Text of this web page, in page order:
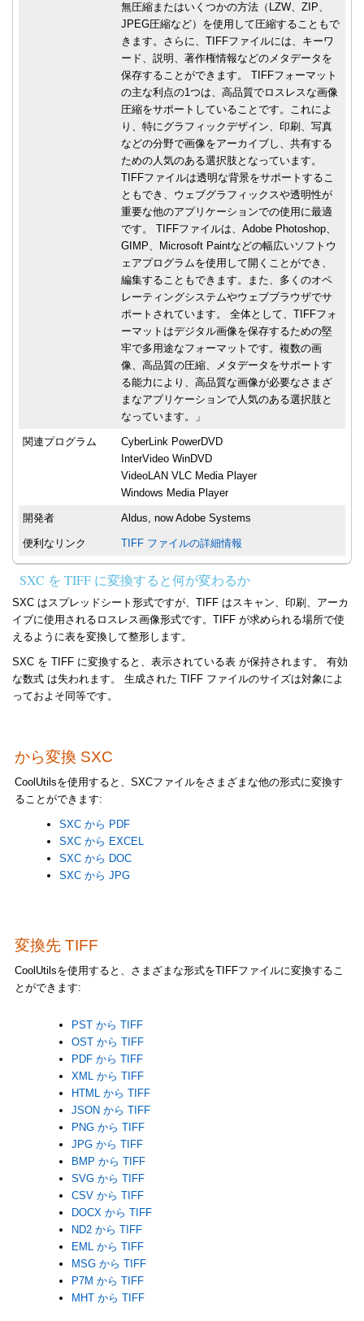
無圧縮またはいくつかの方法（LZW、ZIP、
JPEG圧縮など）を使用して圧縮することもで
きます。さらに、TIFFファイルには、キーワ
ード、説明、著作権情報などのメタデータを
保存することができます。 TIFFフォーマット
の主な利点の1つは、高品質でロスレスな画像
圧縮をサポートしていることです。これによ
り、特にグラフィックデザイン、印刷、写真
などの分野で画像をアーカイブし、共有する
ための人気のある選択肢となっています。
TIFFファイルは透明な背景をサポートするこ
ともでき、ウェブグラフィックスや透明性が
重要な他のアプリケーションでの使用に最適
です。 TIFFファイルは、Adobe Photoshop、
GIMP、Microsoft Paintなどの幅広いソフトウ
ェアプログラムを使用して開くことができ、
編集することもできます。また、多くのオペ
レーティングシステムやウェブブラウザでサ
ポートされています。 全体として、TIFFフォ
ーマットはデジタル画像を保存するための堅
牢で多用途なフォーマットです。複数の画
像、高品質の圧縮、メタデータをサポートす
る能力により、高品質な画像が必要なさまざ
まなアプリケーションで人気のある選択肢と
なっています。」
関連プログラム
CyberLink PowerDVD
InterVideo WinDVD
VideoLAN VLC Media Player
Windows Media Player
開発者 Aldus, now Adobe Systems
便利なリンク TIFF ファイルの詳細情報
SXC を TIFF に変換すると何が変わるか
SXC はスプレッドシート形式ですが、TIFF はスキャン、印刷、アーカ
イブに使用されるロスレス画像形式です。TIFF が求められる場所で使
えるように表を変換して整形します。
SXC を TIFF に変換すると、表示されている表 が保持されます。 有効
な数式 は失われます。 生成された TIFF ファイルのサイズは対象によ
っておよそ同等です。
から変換 SXC
CoolUtilsを使用すると、SXCファイルをさまざまな他の形式に変換す
ることができます:
SXC から PDF
SXC から EXCEL
SXC から DOC
SXC から JPG
変換先 TIFF
CoolUtilsを使用すると、さまざまな形式をTIFFファイルに変換するこ
とができます:
PST から TIFF
OST から TIFF
PDF から TIFF
XML から TIFF
HTML から TIFF
JSON から TIFF
PNG から TIFF
JPG から TIFF
BMP から TIFF
SVG から TIFF
CSV から TIFF
DOCX から TIFF
ND2 から TIFF
EML から TIFF
MSG から TIFF
P7M から TIFF
MHT から TIFF